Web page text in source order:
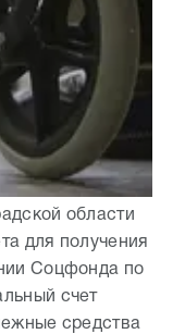
области
для получения
Соцфонда по
счет
средства